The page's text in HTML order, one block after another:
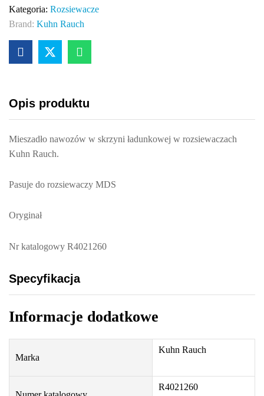
quantity
Kategoria: Rozsiewacze
Brand: Kuhn Rauch
Opis produktu
Mieszadło nawozów w skrzyni ładunkowej w rozsiewaczach
Kuhn Rauch.
Pasuje do rozsiewaczy MDS
Oryginał
Nr katalogowy R4021260
Specyfikacja
Informacje dodatkowe
Marka
Kuhn Rauch
R4021260